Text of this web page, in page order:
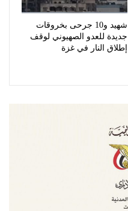
شهيد و10 جرحى بخروقات
جديدة للعدو الصهيوني لوقف
إطلاق النار في غزة